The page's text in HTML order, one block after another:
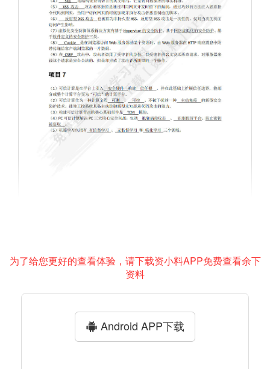
为了给您更好的查看体验，请下载资小料APP免费查看余下
资料
Android APP下载